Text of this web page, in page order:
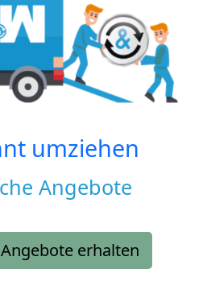
umziehen
Angebote
erhalten